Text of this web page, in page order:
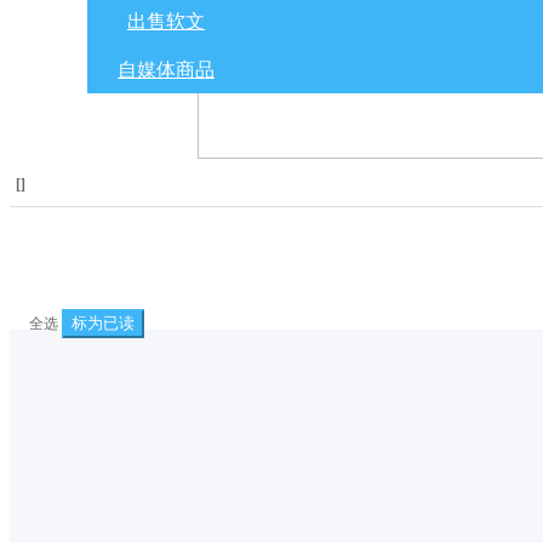
出售软文
自媒体商品
[]
全选 标为已读